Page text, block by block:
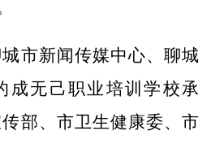
新闻传媒中心、聊城
成无己职业培训学校承
部、市卫生健康委、市